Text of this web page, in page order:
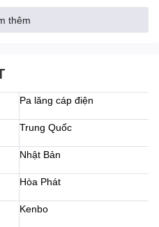
dầy dặn
bị con chạy
định kỳ 3-5 tháng 1 lần
dưới mọi hình thức
thêm
Pa lăng cáp điện
Trung Quốc
Nhật Bản
Hòa Phát
Kenbo